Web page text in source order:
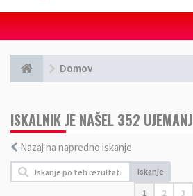
Domov
ISKALNIK JE NAŠEL 352 UJEMANJ
Nazaj na napredno iskanje
Iskanje
1 2 3